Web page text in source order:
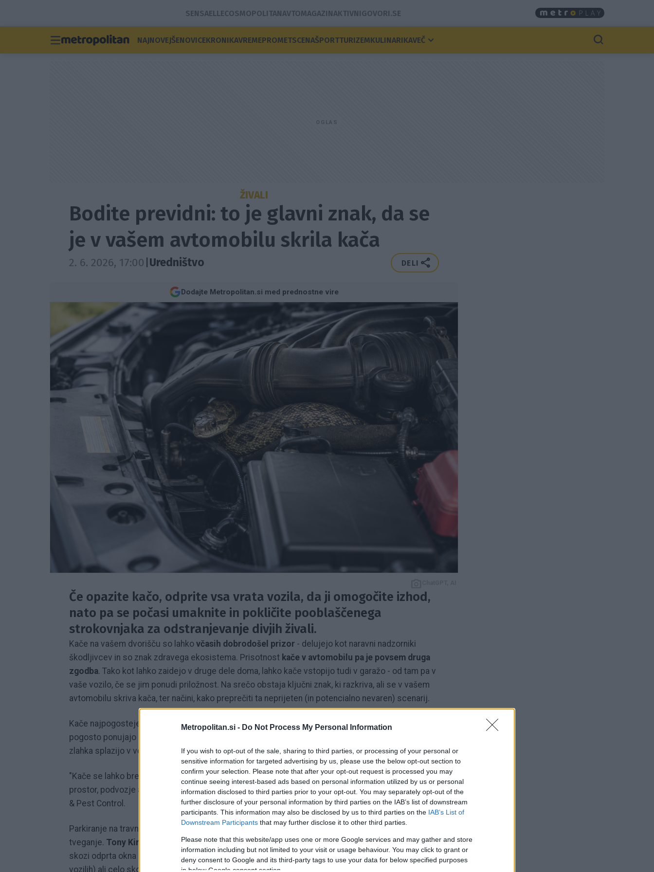
Metropolitan.si - Do Not Process My Personal Information
If you wish to opt-out of the sale, sharing to third parties, or processing of your personal or
sensitive information for targeted advertising by us, please use the below opt-out section to
confirm your selection. Please note that after your opt-out request is processed you may
continue seeing interest-based ads based on personal information utilized by us or personal
information disclosed to third parties prior to your opt-out. You may separately opt-out of the
further disclosure of your personal information by third parties on the IAB’s list of downstream
participants. This information may also be disclosed by us to third parties on the IAB’s List of
Downstream Participants that may further disclose it to other third parties.
Please note that this website/app uses one or more Google services and may gather and store
information including but not limited to your visit or usage behaviour. You may click to grant or
deny consent to Google and its third-party tags to use your data for below specified purposes
in below Google consent section.
SENSAELLECOSMOPOLITANAVTOMAGAZINAKTIVNIGOVORI.SE
NAJNOVEJŠENOVICEKRONIKAVREMEPROMETSCENAŠPORTTURIZEMKULINARIKAVEČ
ŽIVALI
Bodite previdni: to je glavni znak, da se
je v vašem avtomobilu skrila kača
2. 6. 2026, 17:00 Uredništvo DELI
Dodajte Metropolitan.si med prednostne vire
Če opazite kačo, odprite vsa vrata vozila, da ji omogočite izhod,
nato pa se počasi umaknite in pokličite pooblaščenega
strokovnjaka za odstranjevanje divjih živali.
Kače na vašem dvorišču so lahko včasih dobrodošel prizor - delujejo kot naravni nadzorniki
škodljivcev in so znak zdravega ekosistema. Prisotnost kače v avtomobilu pa je povsem druga
zgodba. Tako kot lahko zaidejo v druge dele doma, lahko kače vstopijo tudi v garažo - od tam pa v
vaše vozilo, če se jim ponudi priložnost. Na srečo obstaja ključni znak, ki razkriva, ali se v vašem
avtomobilu skriva kača, ter načini, kako preprečiti ta neprijeten (in potencialno nevaren) scenarij.
Kače najpogosteje iščejo dve stvari:hrano in zaščito pred vremenskimi vplivi. Garaže jim
pogosto ponujajo oboje, še posebej, če je v bližini prisotna populacija glodavcev. Od tam se lahko
zlahka splazijo v vozilo, zlasti jeseni in pozimi, ko iščejo topla in zaprta mesta.
"Kače se lahko brez težav pritihotapijo skozi odprta vrata ali okna, lahko pa vstopijo tudi v motorni
prostor, podvozje ali prtljažnik, če je ta ostal odprt," opozarjaJohn Westiz podjetja Alamo Termite
& Pest Control.
Parkiranje na travnatih, gozdnatih ali zanemarjenih površinah (še posebej v bližini vode) povečuje
tveganje. Tony King
iz podjetja The Pied Piper Pest Control Co. dodaja, da lahko kače vstopijo
skozi odprta okna ali strešna okna, odprtine v blatnikih, luknje v talni plošči (zlasti pri starejših
vozilih) ali celo skozi sistem za prezračevanje in klimatizacijo (HVAC), če dovod zraka ni ustrezno